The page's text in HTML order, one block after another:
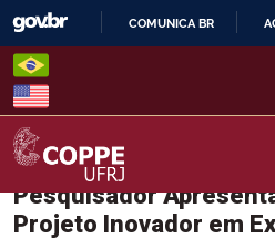
Skip
content
O
COMUNICA BR
COPPE – UFRJ
Pesquisador
Projeto Inovador em